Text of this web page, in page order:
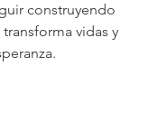
construyendo
vidas y